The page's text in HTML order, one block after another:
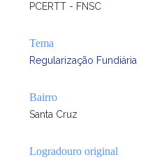
PCERTT - FNSC
Tema
Regularização Fundiária
Bairro
Santa Cruz
Logradouro original